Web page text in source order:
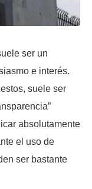
ser un
e interés.
suele ser
absolutamente
el uso de
ser bastante